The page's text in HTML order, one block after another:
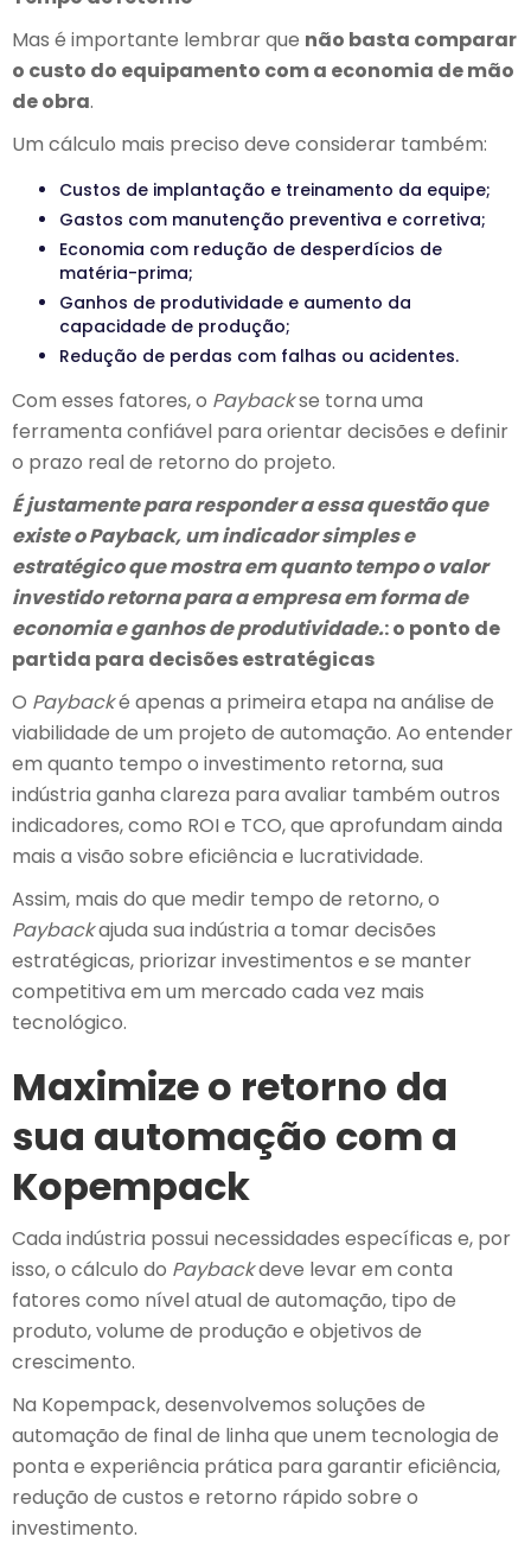
Mas é importante lembrar que não basta comparar
o custo do equipamento com a economia de mão
de obra.
Um cálculo mais preciso deve considerar também:
Custos de implantação e treinamento da equipe;
Gastos com manutenção preventiva e corretiva;
Economia com redução de desperdícios de
matéria-prima;
Ganhos de produtividade e aumento da
capacidade de produção;
Redução de perdas com falhas ou acidentes.
Com esses fatores, o Paybackse torna uma
ferramenta confiável para orientar decisões e definir
o prazo real de retorno do projeto.
É justamente para responder a essa questão que
existe oPayback, um indicador simples e
estratégico que mostra em quanto tempo o valor
investido retorna para a empresa em forma de
economia e ganhos de produtividade.: o ponto de
partida para decisões estratégicas
O Paybacké apenas a primeira etapa na análise de
viabilidade de um projeto de automação. Ao entender
em quanto tempo o investimento retorna, sua
indústria ganha clareza para avaliar também outros
indicadores, como ROI e TCO, que aprofundam ainda
mais a visão sobre eficiência e lucratividade.
Assim, mais do que medir tempo de retorno, o
Paybackajuda sua indústria a tomar decisões
estratégicas, priorizar investimentos e se manter
competitiva em um mercado cada vez mais
tecnológico.
Maximize o retorno da
sua automação com a
Kopempack
Cada indústria possui necessidades específicas e, por
isso, o cálculo do Paybackdeve levar em conta
fatores como nível atual de automação, tipo de
produto, volume de produção e objetivos de
crescimento.
Na Kopempack, desenvolvemos soluções de
automação de final de linha que unem tecnologia de
ponta e experiência prática para garantir eficiência,
redução de custos e retorno rápido sobre o
investimento.